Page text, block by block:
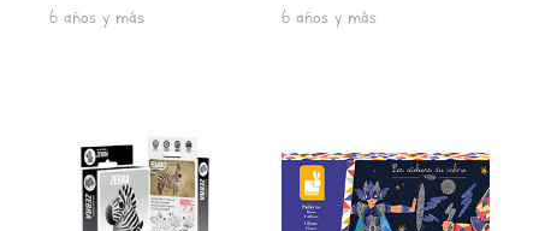
6 años y más 6 años y más